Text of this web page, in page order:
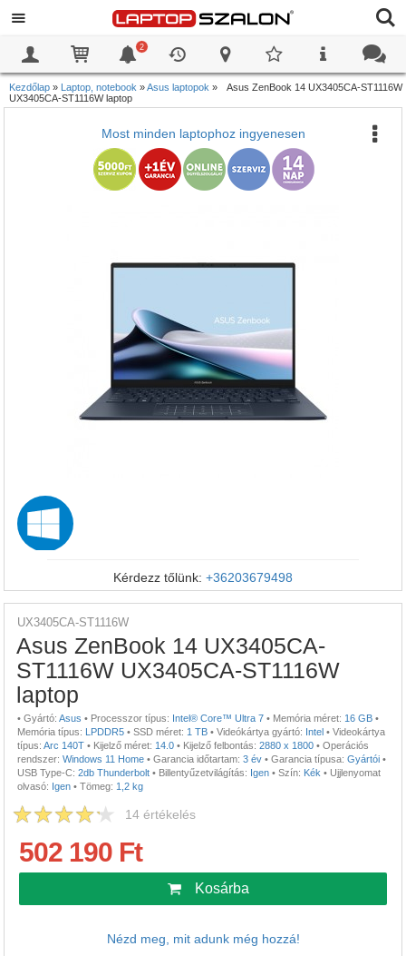
2
Kezdőlap » Laptop, notebook »Asus laptopok »
Asus ZenBook 14 UX3405CA-ST1116W
UX3405CA-ST1116W laptop
Most minden laptophoz ingyenesen
Kérdezz tőlünk: +36203679498
UX3405CA-ST1116W
Asus ZenBook 14 UX3405CA-
ST1116W UX3405CA-ST1116W
laptop
• Gyártó: Asus • Processzor típus: Intel® Core™ Ultra 7 • Memória méret: 16 GB •
Memória típus: LPDDR5 • SSD méret: 1 TB • Videókártya gyártó: Intel • Videokártya
típus: Arc 140T • Kijelző méret: 14.0 • Kijelző felbontás: 2880 x 1800 • Operációs
rendszer: Windows 11 Home • Garancia időtartam: 3 év • Garancia típusa: Gyártói •
USB Type-C: 2db Thunderbolt • Billentyűzetvilágítás: Igen • Szín: Kék • Ujjlenyomat
olvasó: Igen • Tömeg: 1,2 kg
14 értékelés
502 190 Ft
Kosárba
Nézd meg, mit adunk még hozzá!
0
0